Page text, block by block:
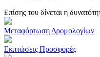
Επίσης του δίνεται η
Μεταφόρτωση Δρομολογίων
Εκπτώσεις Προσφορές